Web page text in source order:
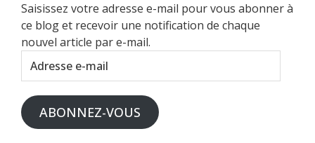
Saisissez votre adresse e-mail pour vous abonner à
ce blog et recevoir une notification de chaque
nouvel article par e-mail.
Adresse
e-
mail
ABONNEZ-VOUS